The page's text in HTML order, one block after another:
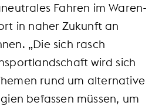
Fahren im Waren-
in naher Zukunft an
„Die sich rasch
wird sich
rund um alternative
befassen müssen, um